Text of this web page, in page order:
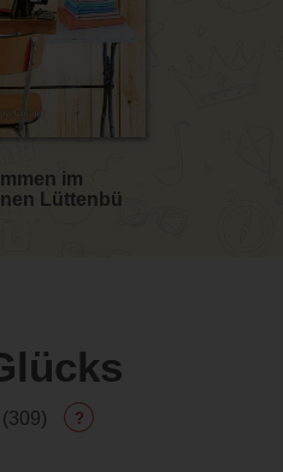
im
Lüttenbü
(309) ?